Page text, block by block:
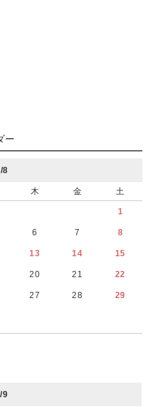
ー
8
木 金 土
1
6 7 8
13 14 15
20 21 22
27 28 29
9